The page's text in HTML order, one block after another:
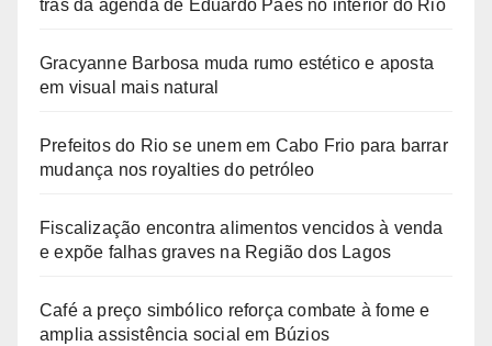
trás da agenda de Eduardo Paes no interior do Rio
Gracyanne Barbosa muda rumo estético e aposta
em visual mais natural
Prefeitos do Rio se unem em Cabo Frio para barrar
mudança nos royalties do petróleo
Fiscalização encontra alimentos vencidos à venda
e expõe falhas graves na Região dos Lagos
Café a preço simbólico reforça combate à fome e
amplia assistência social em Búzios